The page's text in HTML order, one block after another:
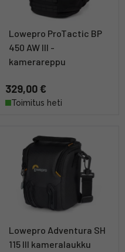
Lowepro ProTactic BP
450 AW III -
kamerareppu
329,00 €
Toimitus heti
Lowepro Adventura SH
115 III kameralaukku